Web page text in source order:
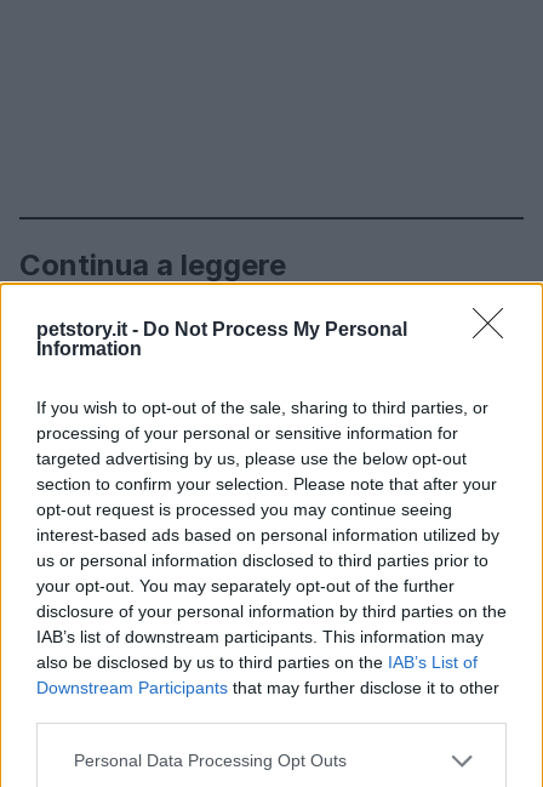
petstory.it - Do Not Process My Personal
Information
If you wish to opt-out of the sale, sharing to third parties, or
processing of your personal or sensitive information for
targeted advertising by us, please use the below opt-out
section to confirm your selection. Please note that after your
opt-out request is processed you may continue seeing
interest-based ads based on personal information utilized by
us or personal information disclosed to third parties prior to
your opt-out. You may separately opt-out of the further
disclosure of your personal information by third parties on the
IAB’s list of downstream participants. This information may
also be disclosed by us to third parties on the IAB’s List of
Downstream Participants that may further disclose it to other
Please note that this website/app uses one or more Google
Personal Data Processing Opt Outs
Continua a leggere
CURIOSITÀ
Odissea al cinema: tre film imperdibili ispirati al
poema epico
CURIOSITÀ